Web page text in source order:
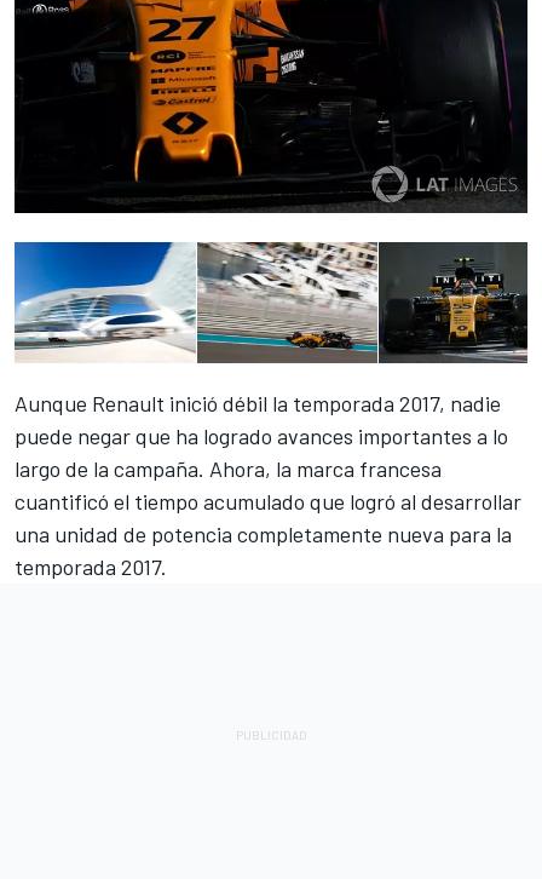
Aunque Renault inició débil la temporada 2017, nadie
puede negar que ha logrado avances importantes a lo
largo de la campaña. Ahora, la marca francesa
cuantificó el tiempo acumulado que logró al desarrollar
una unidad de potencia completamente nueva para la
temporada 2017.